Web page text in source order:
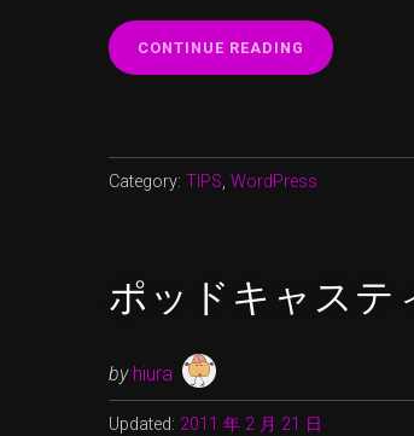
CONTINUE READING “WP-
SHOT
定”
Category: TIPS, WordPress
ポッドキャステ
by hiura
Updated: 2011 年 2 月 21 日